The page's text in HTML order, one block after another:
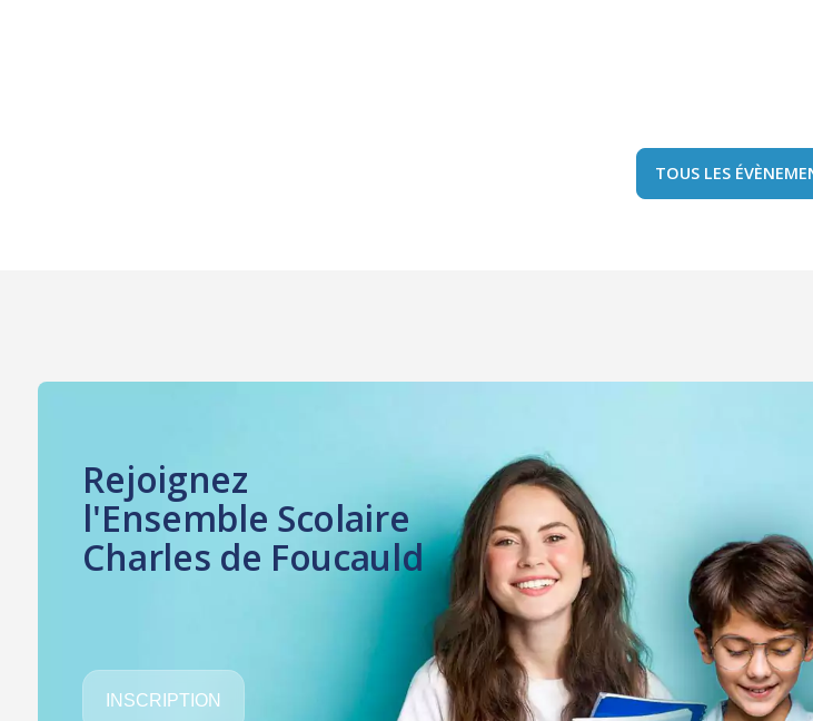
TOUS LES
Rejoignez
l'Ensemble Scolaire
Charles de Foucauld
INSCRIPTION